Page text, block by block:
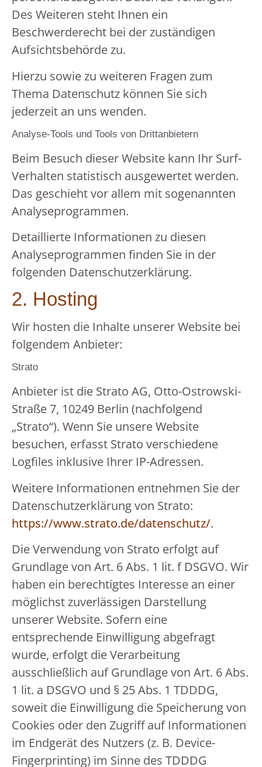
Des Weiteren steht Ihnen ein
Beschwerderecht bei der zuständigen
Aufsichtsbehörde zu.
Hierzu sowie zu weiteren Fragen zum
Thema Datenschutz können Sie sich
jederzeit an uns wenden.
Analyse-Tools und Tools von Dritt­anbietern
Beim Besuch dieser Website kann Ihr Surf-
Verhalten statistisch ausgewertet werden.
Das geschieht vor allem mit sogenannten
Analyseprogrammen.
Detaillierte Informationen zu diesen
Analyseprogrammen finden Sie in der
folgenden Datenschutzerklärung.
2. Hosting
Wir hosten die Inhalte unserer Website bei
folgendem Anbieter:
Strato
Anbieter ist die Strato AG, Otto-Ostrowski-
Straße 7, 10249 Berlin (nachfolgend
„Strato“). Wenn Sie unsere Website
besuchen, erfasst Strato verschiedene
Logfiles inklusive Ihrer IP-Adressen.
Weitere Informationen entnehmen Sie der
Datenschutzerklärung von Strato:
https://www.strato.de/datenschutz/.
Die Verwendung von Strato erfolgt auf
Grundlage von Art. 6 Abs. 1 lit. f DSGVO. Wir
haben ein berechtigtes Interesse an einer
möglichst zuverlässigen Darstellung
unserer Website. Sofern eine
entsprechende Einwilligung abgefragt
wurde, erfolgt die Verarbeitung
ausschließlich auf Grundlage von Art. 6 Abs.
1 lit. a DSGVO und § 25 Abs. 1 TDDDG,
soweit die Einwilligung die Speicherung von
Cookies oder den Zugriff auf Informationen
im Endgerät des Nutzers (z. B. Device-
Fingerprinting) im Sinne des TDDDG